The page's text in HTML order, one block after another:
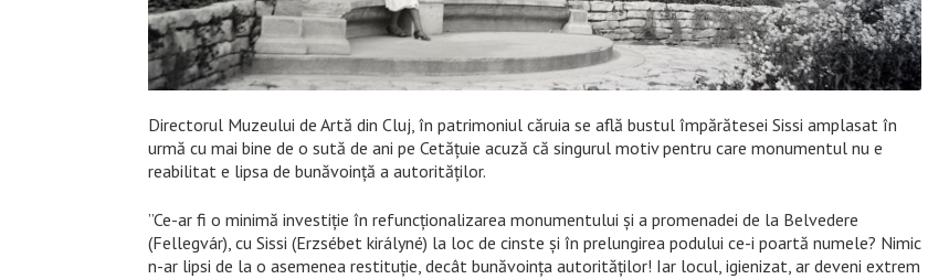
Directorul Muzeului de Artă din Cluj, în patrimoniul căruia se află bustul împărătesei Sissi amplasat în
urmă cu mai bine de o sută de ani pe Cetățuie acuză că singurul motiv pentru care monumentul nu e
reabilitat e lipsa de bunăvoință a autorităților.
”Ce-ar fi o minimă investiție în refuncționalizarea monumentului și a promenadei de la Belvedere
(Fellegvár), cu Sissi (Erzsébet királyné) la loc de cinste și în prelungirea podului ce-i poartă numele? Nimic
n-ar lipsi de la o asemenea restituție, decât bunăvoința autorităților! Iar locul, igienizat, ar deveni extrem